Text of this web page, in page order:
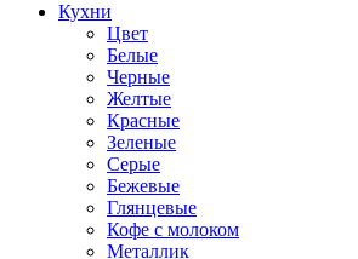
Кухни
Цвет
Белые
Черные
Желтые
Красные
Зеленые
Серые
Бежевые
Глянцевые
Кофе с молоком
Металлик